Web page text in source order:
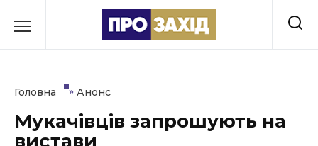
до
Культура
Головна » Анонс
Мукачівців запрошують на
вистави